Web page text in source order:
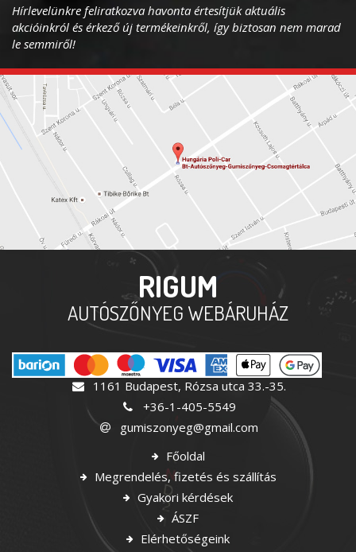
Hírlevelünkre feliratkozva havonta értesítjük aktuális
akcióinkról és érkező új termékeinkről, így biztosan nem marad
le semmiről!
RIGUM
AUTÓSZŐNYEG WEBÁRUHÁZ
1161 Budapest, Rózsa utca 33.-35.
+36-1-405-5549
gumiszonyeg@gmail.com
Főoldal
Megrendelés, fizetés és szállítás
Gyakori kérdések
ÁSZF
Elérhetőségeink